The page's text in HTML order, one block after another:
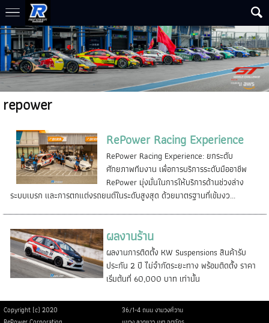
repower
RePower Racing Experience
RePower Racing Experience: ยกระดับ
ศักยภาพทีมงาน เพื่อการบริการระดับมืออาชีพ
RePower มุ่งมั่นในการให้บริการด้านช่วงล่าง
ระบบเบรก และการตกแต่งรถยนต์ในระดับสูงสุด ด้วยมาตรฐานที่เข้มงว...
ผลงานร้าน
ผลงานการติดตั้ง KW Suspensions สินค้ารับ
ประกัน 2 ปี ไม่จำกัดระยะทาง พร้อมติดตั้ง ราคา
เริ่มต้นที่ 60,000 บาท เท่านั้น
Copyright (c) 2020
36/1-4 ถนน งามวงศ์วาน